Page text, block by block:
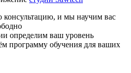
консультацию, и мы научим вас
определим ваш уровень
программу обучения для ваших